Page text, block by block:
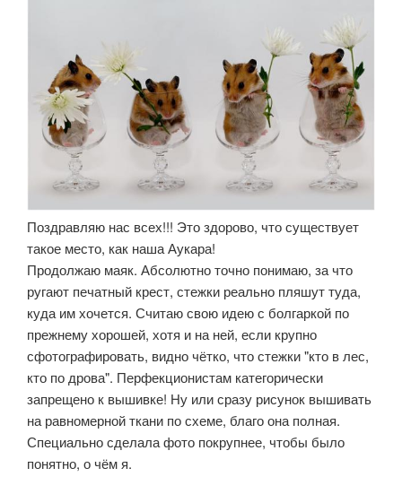
Поздравляю нас всех!!! Это здорово, что существует
такое место, как наша Аукара!
Продолжаю маяк. Абсолютно точно понимаю, за что
ругают печатный крест, стежки реально пляшут туда,
куда им хочется. Считаю свою идею с болгаркой по
прежнему хорошей, хотя и на ней, если крупно
сфотографировать, видно чётко, что стежки "кто в лес,
кто по дрова". Перфекционистам категорически
запрещено к вышивке! Ну или сразу рисунок вышивать
на равномерной ткани по схеме, благо она полная.
Специально сделала фото покрупнее, чтобы было
понятно, о чём я.